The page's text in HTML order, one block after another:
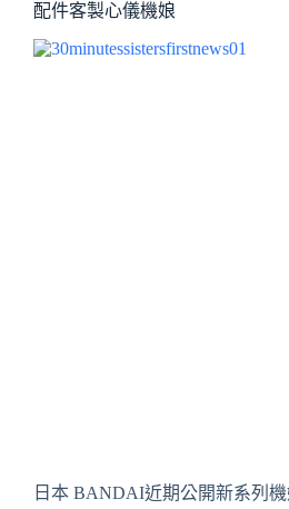
配件客製心儀機娘
日本 BANDAI近期公開新系列